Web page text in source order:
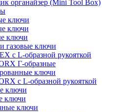
органайзер (Mini Tool Box)
ключи
ключи
ключи
газовые ключи
с L-образной рукояткой
Г-образные
ключи
с L-образной рукояткой
ключи
ключи
ключи